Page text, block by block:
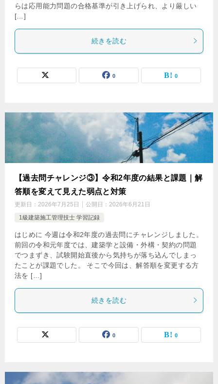
らは応用能力問題の合格基準が引き上げられ、より厳しい
[…]
続きを読む
0 0
【過去問チャレンジ③】令和2年度の結果と課題｜解
答順を変えて見えた弱点と対策
更新日： 2026年7月25日 公開日： 2026年6月21日
1級建築施工管理技士 学習記録
はじめに 今週は令和2年度の過去問にチャレンジしました。
前回の令和元年度では、建築学と設備・外構・契約の問題
でつまずき、試験開始直後から気持ちが落ち込んでしまっ
たことが課題でした。 そこで今回は、解答順を変更する方
法を […]
続きを読む
0 0